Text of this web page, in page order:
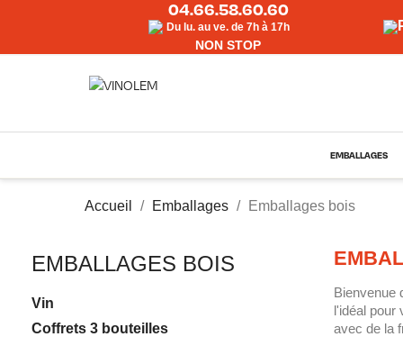
04.66.58.60.60
Du lu. au ve. de 7h à 17h
NON STOP
EMBALLAGES
Accueil Emballages Emballages bois
EMBALLAGES BOIS
Vin
Coffrets 3 bouteilles
Bienvenue
l'idéal pour
avec de la